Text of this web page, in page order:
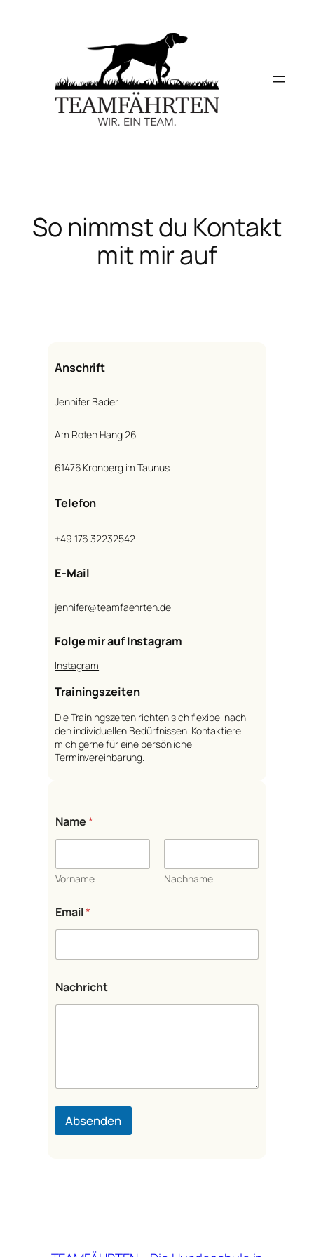
So nimmst du Kontakt
mit mir auf
Anschrift
‭Jennifer Bader
Am Roten Hang 26
61476 Kronberg im Taunus
Telefon
+49 176 32232542‬
E-Mail
jennifer@teamfaehrten.de
Folge mir auf Instagram
Instagram
Trainingszeiten
Die Trainingszeiten richten sich flexibel nach
den individuellen Bedürfnissen. Kontaktiere
mich gerne für eine persönliche
Terminvereinbarung.
N
a
e
N
m
e
Name*
Vorname Nachname
Email*
Nachricht
Absenden